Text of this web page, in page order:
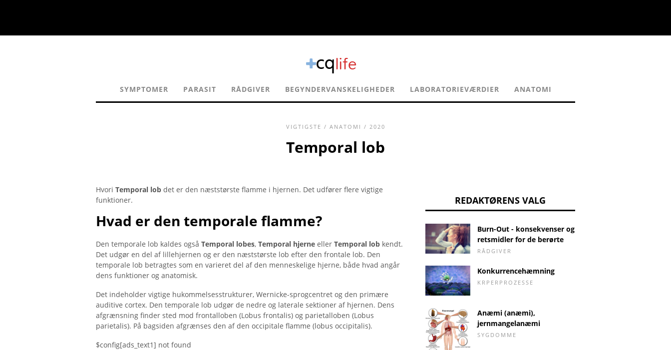
SYMPTOMER PARASIT RÅDGIVER BEGYNDERVANSKELIGHEDER LABORATORIEVÆRDIER ANATOMI
VIGTIGSTE / ANATOMI / 2020
Temporal lob
Hvori Temporal lob det er den næststørste flamme i hjernen. Det udfører flere vigtige
funktioner.
Hvad er den temporale flamme?
Den temporale lob kaldes også Temporal lobes, Temporal hjerne eller Temporal lob kendt.
Det udgør en del af lillehjernen og er den næststørste lob efter den frontale lob. Den
temporale lob betragtes som en varieret del af den menneskelige hjerne, både hvad angår
dens funktioner og anatomisk.
Det indeholder vigtige hukommelsesstrukturer, Wernicke-sprogcentret og den primære
auditive cortex. Den temporale lob udgør de nedre og laterale sektioner af hjernen. Dens
afgrænsning finder sted mod frontalloben (Lobus frontalis) og parietalloben (Lobus
parietalis). På bagsiden afgrænses den af ​​den occipitale flamme (lobus occipitalis).
$config[ads_text1] not found
REDAKTØRENS VALG
Burn-Out - konsekvenser og
retsmidler for de berørte
RÅDGIVER
Konkurrencehæmning
KRPERPROZESSE
Anæmi (anæmi),
jernmangelanæmi
SYGDOMME